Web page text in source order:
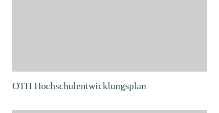
OTH Hochschulentwicklungsplan